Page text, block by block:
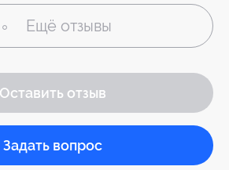
Ещё отзывы
Оставить отзыв
Задать вопрос